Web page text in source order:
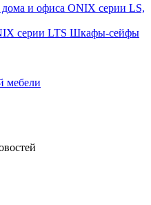
и офиса ONIX серии LS,
Шкафы-сейфы
мебели